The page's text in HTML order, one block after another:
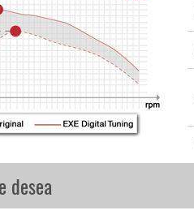
desea